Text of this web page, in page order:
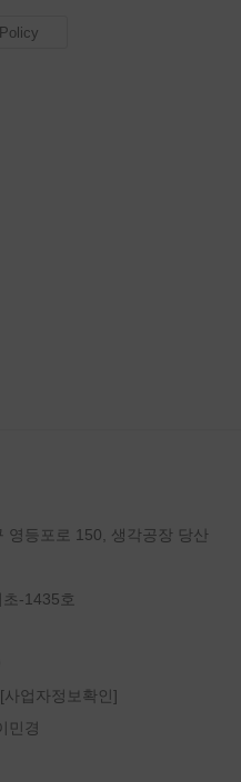
영등포로 150, 생각공장 당산
-1435호
[사업자정보확인]
민경